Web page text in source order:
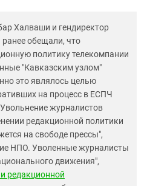
Халваши и гендиректор
обещали, что
политику телекомпании
"Кавказским узлом"
это являлось целью
на процесс в ЕСПЧ
журналистов
редакционной политики
на свободе прессы",
НПО. Уволенные журналисты
движения",
редакционной